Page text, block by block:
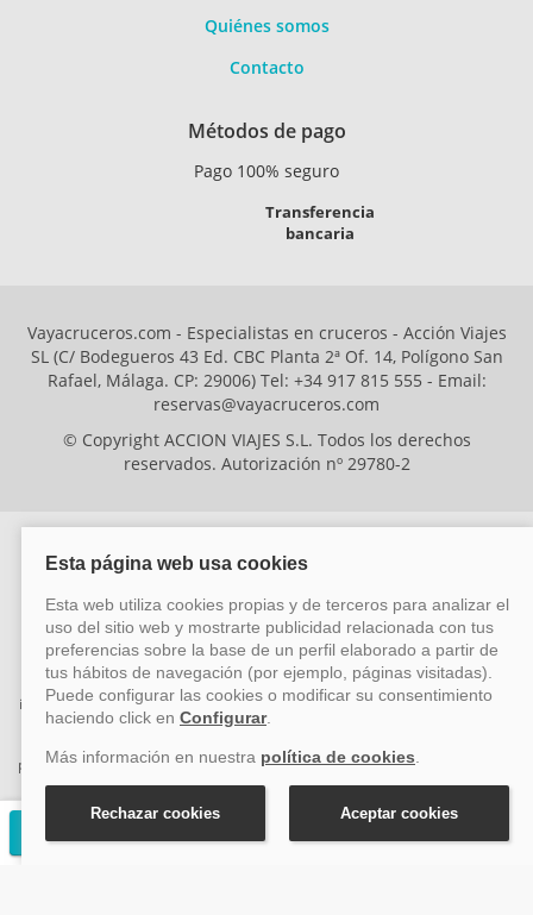
Quiénes somos
Contacto
Métodos de pago
Pago 100% seguro
Transferencia
bancaria
Vayacruceros.com - Especialistas en cruceros - Acción Viajes
SL (C/ Bodegueros 43 Ed. CBC Planta 2ª Of. 14, Polígono San
Rafael, Málaga. CP: 29006) Tel: +34 917 815 555 - Email:
reservas@vayacruceros.com
© Copyright ACCION VIAJES S.L. Todos los derechos
reservados. Autorización nº 29780-2
ACCION VIAJES SL ha sido beneficiaria del Fondo Europeo de Desarrollo
Regional (FEDER), cuyo objetivo es mejorar la competitividad de las pymes
mediante el impulso de la innovación, el desarrollo tecnológico, la
investigación de calidad y el uso seguro y fiable del ciberespacio. Gracias a
esta financiación, la empresa ha puesto en marcha un Plan de Acción
promoviendo la innovación y la ciberseguridad. Para ello, ha contado con el
apoyo de los programas Pyme Innova y Pyme Cibersegura de la Cámara
de Comercio de Málaga. #EuropaSeSiente